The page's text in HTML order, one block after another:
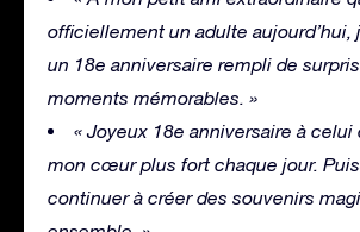
officiellement un adulte aujourd’hui,
un 18e anniversaire rempli de
moments mémorables. »
« Joyeux 18e anniversaire à celui
mon cœur plus fort chaque jour.
continuer à créer des souvenirs